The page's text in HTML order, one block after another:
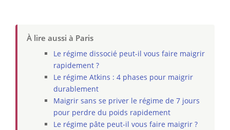
À lire aussi à Paris
Le régime dissocié peut-il vous faire maigrir
rapidement ?
Le régime Atkins : 4 phases pour maigrir
durablement
Maigrir sans se priver le régime de 7 jours
pour perdre du poids rapidement
Le régime pâte peut-il vous faire maigrir ?